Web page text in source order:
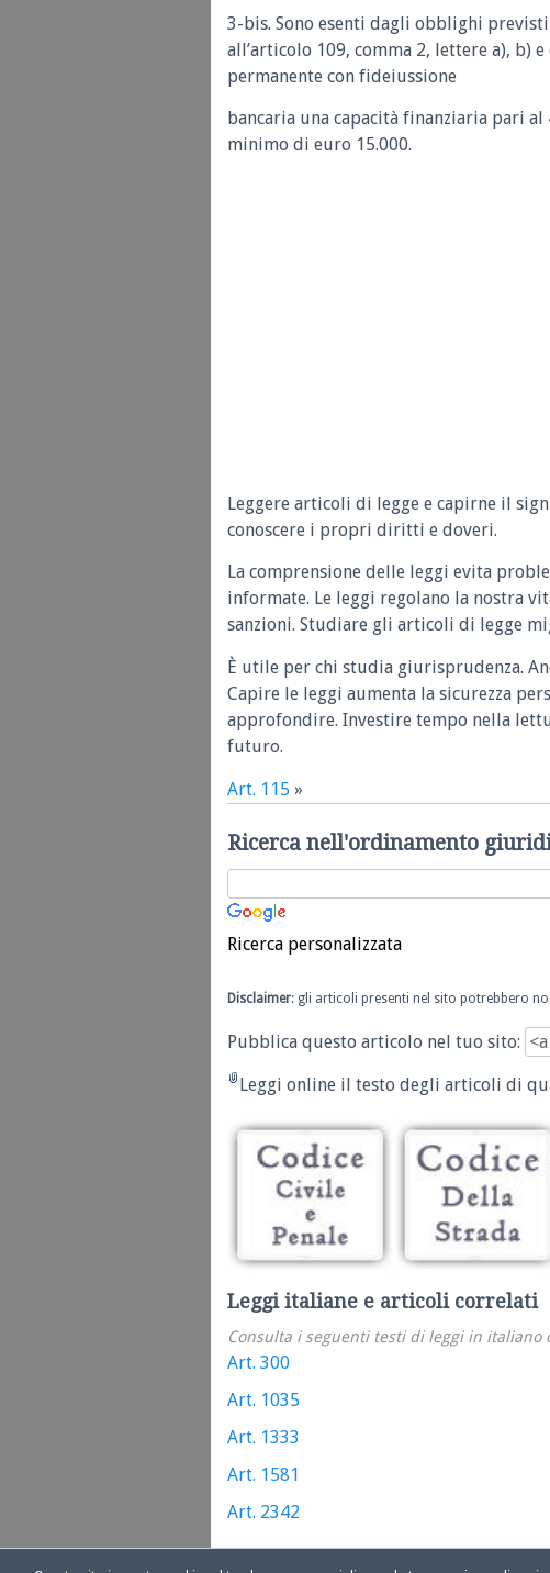
3-bis. Sono esenti dagli obblighi
all’articolo 109, comma 2, lettere a), b)
permanente con fideiussione
bancaria una capacità finanziaria pari
minimo di euro 15.000.
Leggere articoli di legge e capirne il
conoscere i propri diritti e doveri.
La comprensione delle leggi evita
informate. Le leggi regolano la nostra
sanzioni. Studiare gli articoli di legge
È utile per chi studia giurisprudenza.
Capire le leggi aumenta la sicurezza
approfondire. Investire tempo nella
futuro.
Art. 115 »
Ricerca nell'ordinamento
Ricerca personalizzata
Disclaimer: gli articoli presenti nel sito potrebbero
Pubblica questo articolo nel tuo sito:
Leggi online il testo degli articoli di
Leggi italiane e articoli correlati
Consulta i seguenti testi di leggi in italiano
Art. 300
Art. 1035
Art. 1333
Art. 1581
Art. 2342